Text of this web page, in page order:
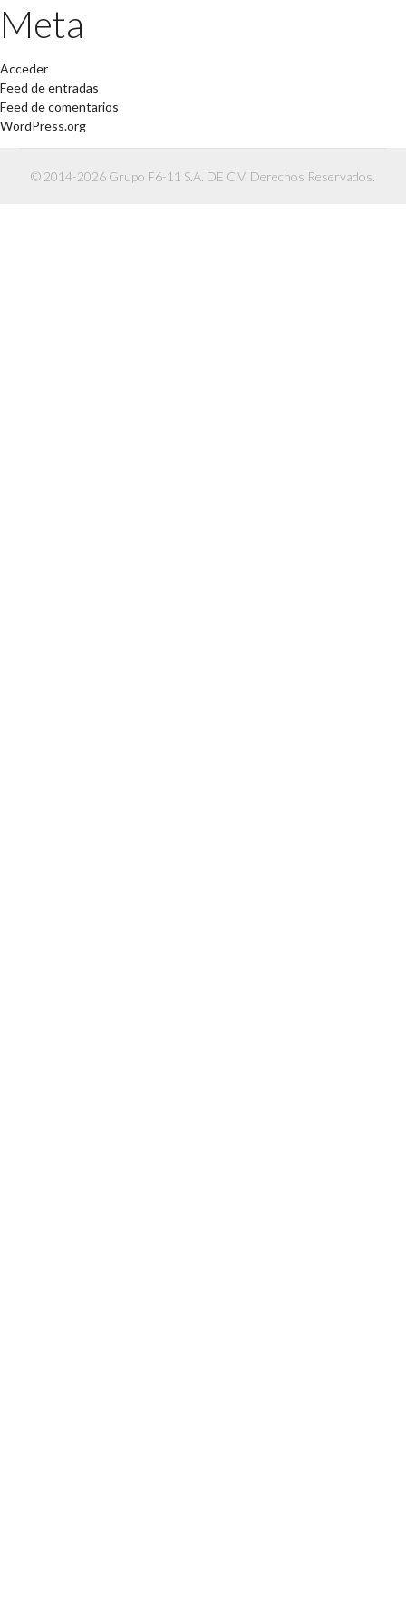
Meta
Acceder
Feed de entradas
Feed de comentarios
WordPress.org
© 2014-2026 Grupo F6-11 S.A. DE C.V. Derechos Reservados.